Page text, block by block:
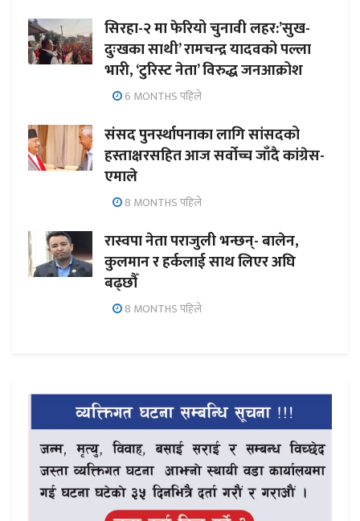
सिरहा-२ मा फेरियो चुनावी लहर:’सुख-
दुःखका साथी’ रामचन्द्र यादवको पल्ला
भारी, ‘टुरिस्ट नेता’ विरुद्ध जनआक्रोश
6 MONTHS पहिले
संसद पुनर्स्थापनाका लागि सांसदको
हस्ताक्षरसहित आज सर्वोच्च जाँदै कांग्रेस-
एमाले
8 MONTHS पहिले
रास्वपा नेता पराजुली भन्छन्- बालेन,
कुलमान र हर्कलाई साथ लिएर अघि
बढ्छौँ
8 MONTHS पहिले